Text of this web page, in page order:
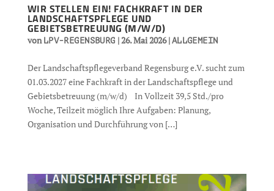
WIR STELLEN EIN! FACHKRAFT IN DER
LANDSCHAFTSPFLEGE UND
GEBIETSBETREUUNG (M/W/D)
von LPV-REGENSBURG |26. Mai 2026| ALLGEMEIN
Der Landschaftspflegeverband Regensburg e.V. sucht zum
01.03.2027 eine Fachkraft in der Landschaftspflege und
Gebietsbetreuung (m/w/d) In Vollzeit 39,5 Std./pro
Woche, Teilzeit möglich Ihre Aufgaben: Planung,
Organisation und Durchführung von […]